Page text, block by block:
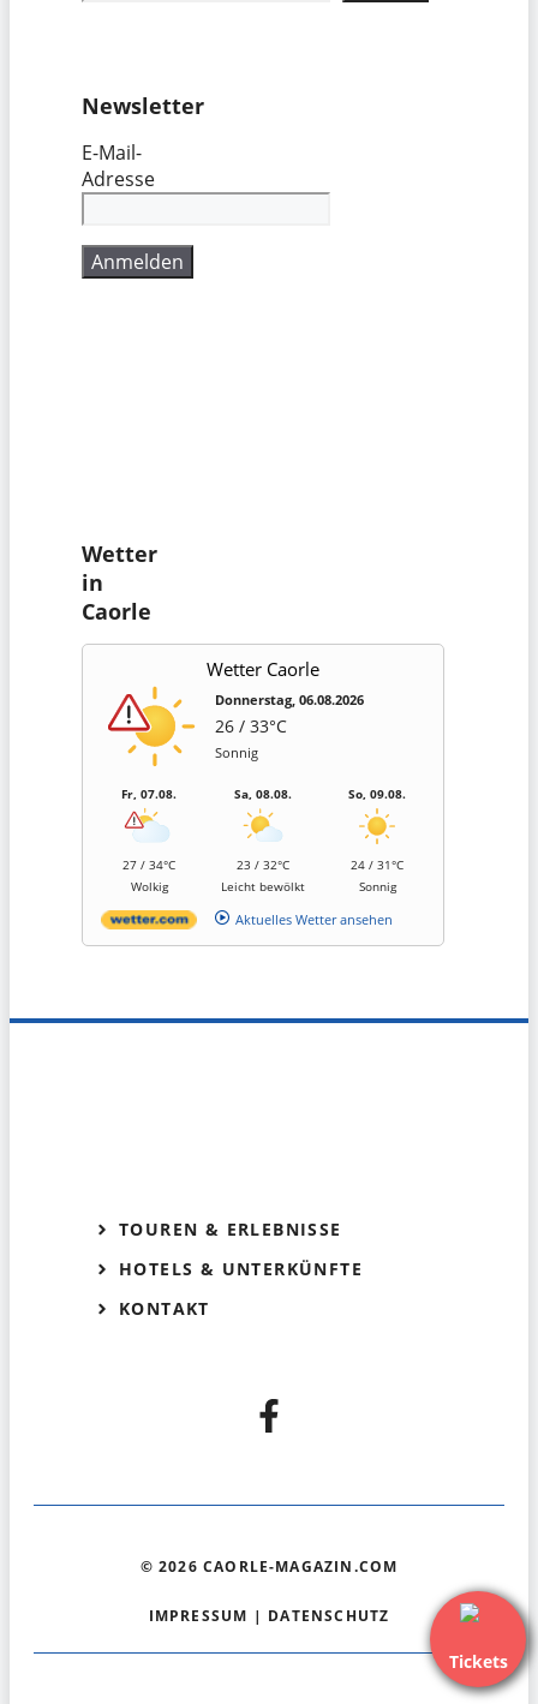
Newsletter
E-Mail-
Adresse
Wetter
in
Caorle
Wetter Caorle
Donnerstag, 06.08.2026
26 / 33°C
Sonnig
Fr, 07.08.
27 / 34°C
Wolkig
Sa, 08.08.
23 / 32°C
Leicht bewölkt
So, 09.08.
24 / 31°C
Sonnig
Aktuelles Wetter ansehen
Tickets
TOUREN & ERLEBNISSE
HOTELS & UNTERKÜNFTE
KONTAKT
© 2026 CAORLE-MAGAZIN.COM
IMPRESSUM | DATENSCHUTZ